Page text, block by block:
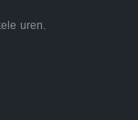
uren.